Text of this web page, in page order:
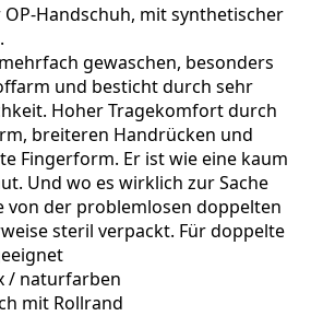
Handschuh, mit synthetischer
gewaschen, besonders
und besticht durch sehr
Hoher Tragekomfort durch
breiteren Handrücken und
Fingerform. Er ist wie eine kaum
Und wo es wirklich zur Sache
von der problemlosen doppelten
steril verpackt. Für doppelte
/ naturfarben
mit Rollrand